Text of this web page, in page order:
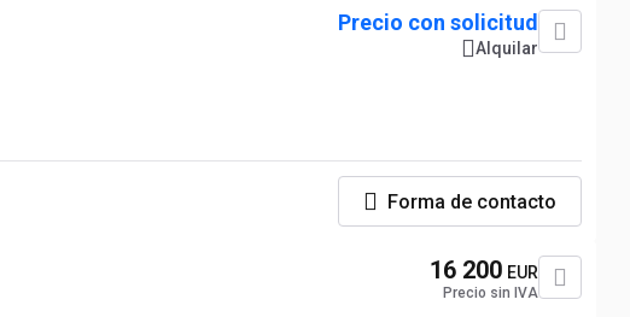
Precio con solicitud
Alquilar
Forma de contacto
16 200 EUR
Precio sin IVA